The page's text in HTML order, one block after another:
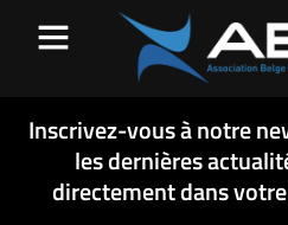
updated
Outline_WTF_PC_2016 updated
Inscrivez-vous à notre
les dernières
directement dans